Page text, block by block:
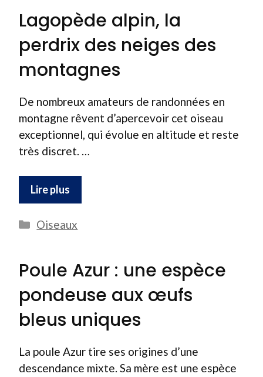
Lagopède alpin, la
perdrix des neiges des
montagnes
De nombreux amateurs de randonnées en
montagne rêvent d’apercevoir cet oiseau
exceptionnel, qui évolue en altitude et reste
très discret. …
Lire plus
Catégories
Oiseaux
Poule Azur : une espèce
pondeuse aux œufs
bleus uniques
La poule Azur tire ses origines d’une
descendance mixte. Sa mère est une espèce